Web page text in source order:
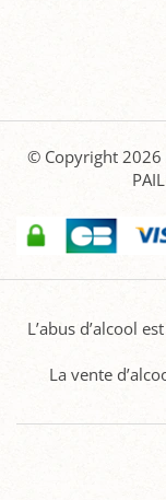
© Copyright 2026
L’abus d’alcool
La vente